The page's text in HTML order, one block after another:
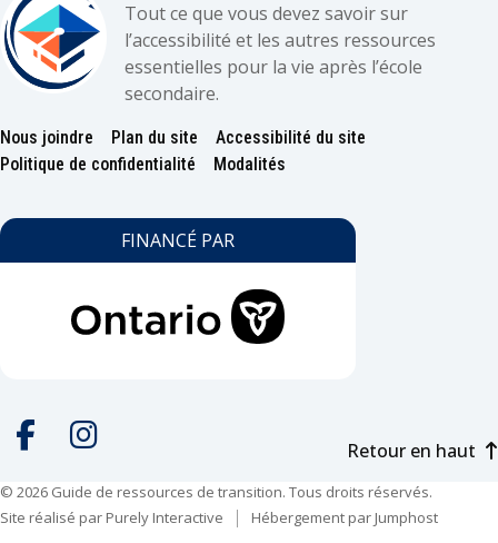
Social
media
FacebookInstagram
Retour en haut
Tout ce que vous devez savoir sur
l’accessibilité et les autres ressources
essentielles pour la vie après l’école
secondaire.
FINANCÉ PAR
Footer
Nous joindre Plan du site
Accessibilité du site
Politique de confidentialité
Modalités
© 2026 Guide de ressources de transition. Tous droits réservés.
Site réalisé par Purely Interactive Hébergement par Jumphost